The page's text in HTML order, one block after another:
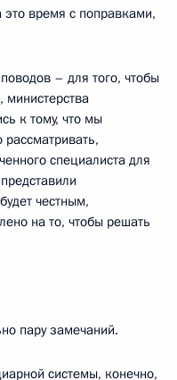
время с поправками,
– для того, чтобы
к тому, что мы
рассматривать,
специалиста для
честным,
на то, чтобы решать
пару замечаний.
системы, конечно,